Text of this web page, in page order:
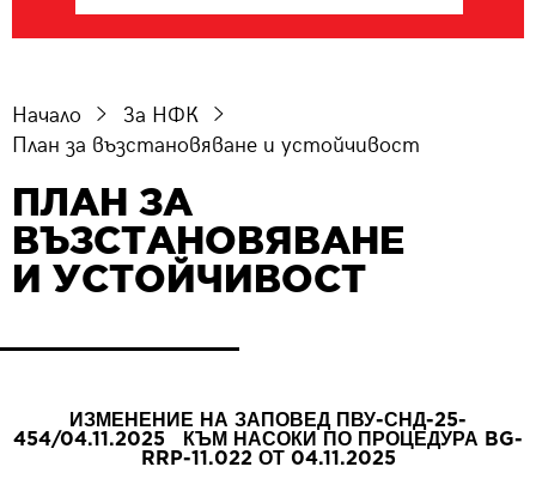
Начало
За НФК
План за възстановяване и устойчивост
ПЛАН ЗА
ВЪЗСТАНОВЯВАНЕ
И УСТОЙЧИВОСТ
ИЗМЕНЕНИЕ НА ЗАПОВЕДПВУ-СНД-25-
454/04.11.2025
КЪМ НАСОКИ ПО ПРОЦЕДУРА BG-
RRP-11.022 ОТ 04.11.2025